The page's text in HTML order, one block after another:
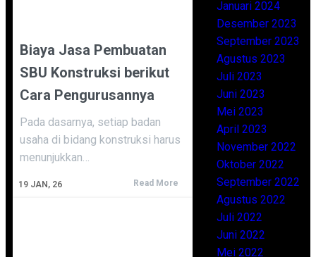
Biaya Jasa Pembuatan
SBU Konstruksi berikut
Cara Pengurusannya
19 JAN, 26
Pada dasarnya, setiap badan
usaha di bidang konstruksi harus
menunjukkan…
Read More
Januari 2024
Desember 2023
September 2023
Agustus 2023
Juli 2023
Juni 2023
Mei 2023
April 2023
November 2022
Oktober 2022
September 2022
Agustus 2022
Juli 2022
Juni 2022
Mei 2022